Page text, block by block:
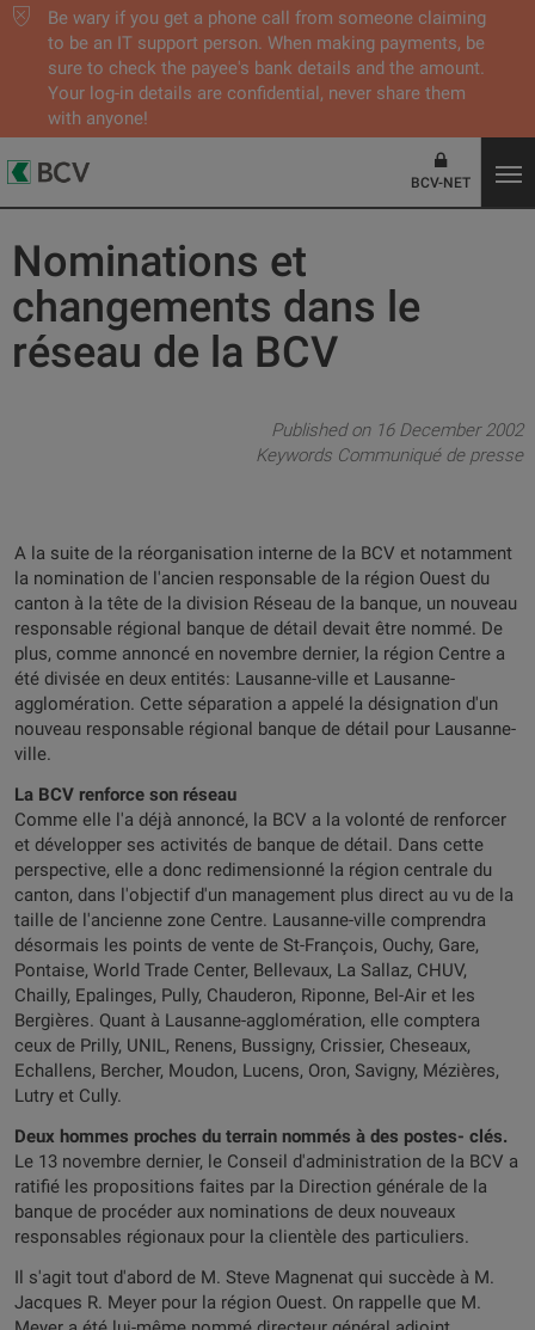
Be wary if you get a phone call from someone claiming
to be an IT support person. When making payments, be
sure to check the payee's bank details and the amount.
Your log-in details are confidential, never share them
with anyone!
BCV-NET
Nominations et
changements dans le
réseau de la BCV
Published on 16 December 2002
Keywords Communiqué de presse
A la suite de la réorganisation interne de la BCV et notamment
la nomination de l'ancien responsable de la région Ouest du
canton à la tête de la division Réseau de la banque, un nouveau
responsable régional banque de détail devait être nommé. De
plus, comme annoncé en novembre dernier, la région Centre a
été divisée en deux entités: Lausanne-ville et Lausanne-
agglomération. Cette séparation a appelé la désignation d'un
nouveau responsable régional banque de détail pour Lausanne-
ville.
La BCV renforce son réseau
Comme elle l'a déjà annoncé, la BCV a la volonté de renforcer
et développer ses activités de banque de détail. Dans cette
perspective, elle a donc redimensionné la région centrale du
canton, dans l'objectif d'un management plus direct au vu de la
taille de l'ancienne zone Centre. Lausanne-ville comprendra
désormais les points de vente de St-François, Ouchy, Gare,
Pontaise, World Trade Center, Bellevaux, La Sallaz, CHUV,
Chailly, Epalinges, Pully, Chauderon, Riponne, Bel-Air et les
Bergières. Quant à Lausanne-agglomération, elle comptera
ceux de Prilly, UNIL, Renens, Bussigny, Crissier, Cheseaux,
Echallens, Bercher, Moudon, Lucens, Oron, Savigny, Mézières,
Lutry et Cully.
Deux hommes proches du terrain nommés à des postes- clés.
Le 13 novembre dernier, le Conseil d'administration de la BCV a
ratifié les propositions faites par la Direction générale de la
banque de procéder aux nominations de deux nouveaux
responsables régionaux pour la clientèle des particuliers.
Il s'agit tout d'abord de M. Steve Magnenat qui succède à M.
Jacques R. Meyer pour la région Ouest. On rappelle que M.